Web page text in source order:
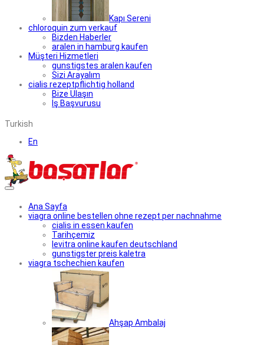
Kapı Sereni
chloroquin zum verkauf
Bizden Haberler
aralen in hamburg kaufen
Müşteri Hizmetleri
gunstigstes aralen kaufen
Sizi Arayalım
cialis rezeptpflichtig holland
Bize Ulaşın
İş Başvurusu
Turkish
En
Ana Sayfa
viagra online bestellen ohne rezept per nachnahme
cialis in essen kaufen
Tarihçemiz
levitra online kaufen deutschland
gunstigster preis kaletra
viagra tschechien kaufen
Ahşap Ambalaj